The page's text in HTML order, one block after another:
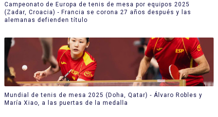
Campeonato de Europa de tenis de mesa por equipos 2025
(Zadar, Croacia) - Francia se corona 27 años después y las
alemanas defienden título
Mundial de tenis de mesa 2025 (Doha, Qatar) - Álvaro Robles y
María Xiao, a las puertas de la medalla